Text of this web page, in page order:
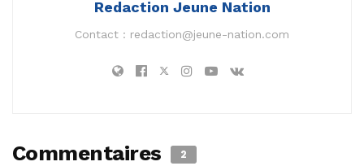
Redaction Jeune Nation
Contact : redaction@jeune-nation.com
Commentaires 2